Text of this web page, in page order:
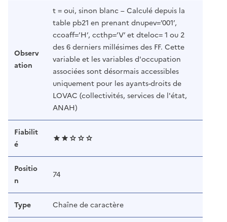
Observ
ation
t = oui, sinon blanc – Calculé depuis la
table pb21 en prenant dnupev=’001’,
ccoaff=’H’, ccthp=’V’ et dteloc= 1 ou 2
des 6 derniers millésimes des FF. Cette
variable et les variables d'occupation
associées sont désormais accessibles
uniquement pour les ayants-droits de
LOVAC (collectivités, services de l'état,
ANAH)
Fiabilit
é
Positio
n
74
Type Chaîne de caractère